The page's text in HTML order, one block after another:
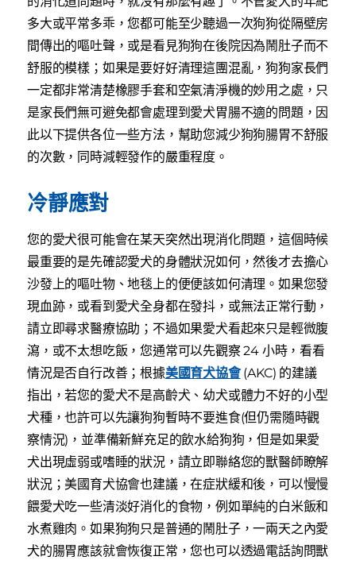
多大或平常多乖，您都可能至少聽過一次狗狗從隔壁房
間傳出的嘔吐聲，或是看見狗狗在後院因為鬧肚子而不
舒服的模樣；如果是要好好清理這團混亂，狗狗家長們
一定都非常清楚橡膠手套和空氣清淨機的妙用之處，只
是家長們無可避免都會處理到愛犬胃腸不適的問題，因
此以下提供各位一些方法，幫助您減少狗狗腸胃不舒服
的次數，同時減輕發作的嚴重程度。
冷靜應對
您的愛犬很可能會在某天突然出現消化問題，這個時候
最重要的是先確認愛犬的身體狀況如何，然後才去擔心
沙發上的嘔吐物、地毯上的便便該如何清理。如果您發
現血跡，或看到愛犬全身都在發抖，或無法正常行動，
請立即尋求醫療協助；不過如果愛犬看起來只是輕微腹
瀉，或不太想吃飯，您通常可以先觀察 24 小時，看看
情況是否自行改善；根據美國育犬協會(AKC) 的建議
指出，若您的愛犬不是高齡犬、幼犬或體力不好的小型
犬種，也許可以先讓狗狗暫時不要進食(但仍需隨時觀
察情況)，並準備新鮮充足的飲水給狗狗，但是如果愛
犬出現虛弱或嗜睡的狀況，請立即聯絡您的獸醫師瞭解
狀況；美國育犬協會也建議，在症狀緩和後，可以慢慢
餵愛犬吃一些清淡好消化的食物，例如單純的白米飯和
水煮雞肉。如果狗狗只是普通的鬧肚子，一兩天之內愛
犬的腸胃應該就會恢復正常，您也可以透過電話詢問獸